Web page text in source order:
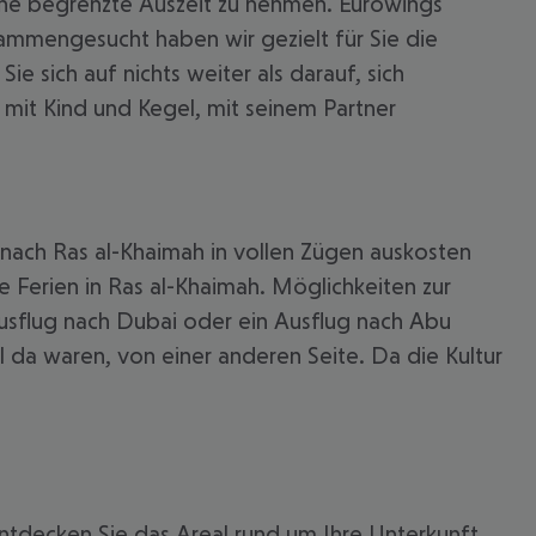
haben wir gezielt für Sie die
sich auf nichts weiter als darauf, sich
Kind und Kegel, mit seinem Partner
Ras al-Khaimah in vollen Zügen auskosten
in Ras al-Khaimah. Möglichkeiten zur
nach Dubai oder ein Ausflug nach Abu
da waren, von einer anderen Seite. Da die Kultur
akzeptieren